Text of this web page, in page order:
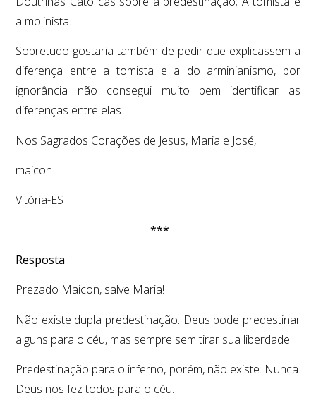
a molinista.
Sobretudo gostaria também de pedir que explicassem a
diferença entre a tomista e a do arminianismo, por
ignorância não consegui muito bem identificar as
diferenças entre elas.
Nos Sagrados Corações de Jesus, Maria e José,
maicon
Vitória-ES
***
Resposta
Prezado Maicon, salve Maria!
Não existe dupla predestinação. Deus pode predestinar
alguns para o céu, mas sempre sem tirar sua liberdade.
Predestinação para o inferno, porém, não existe. Nunca.
Deus nos fez todos para o céu.